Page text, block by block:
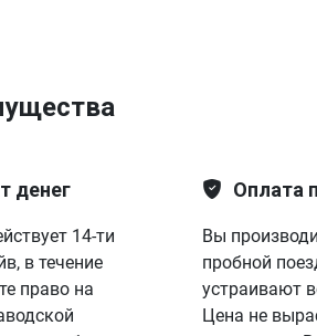
денег
14-ти
в течение
право на
Оплата
Вы
пробной
устраивают
Цена не